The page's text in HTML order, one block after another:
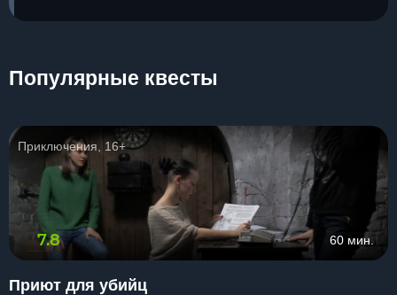
Популярные квесты
Приключения, 16+
7.8 60 мин.
Приют для убийц